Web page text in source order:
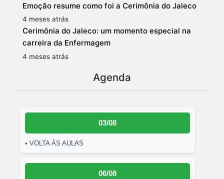
Emoção resume como foi a Cerimônia do Jaleco
4 meses atrás
Cerimônia do Jaleco: um momento especial na
carreira da Enfermagem
4 meses atrás
Agenda
03/08
• VOLTA ÀS AULAS
06/08